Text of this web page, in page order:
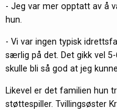
- Jeg var mer opptatt av å
hun.
- Vi var ingen typisk
særlig på det. Det gikk vel
skulle bli så god at jeg
Likevel er det familien hun
støttespiller. Tvillingsøster